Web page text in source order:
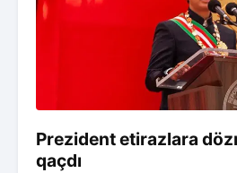
Prezident etirazlara
qaçdı